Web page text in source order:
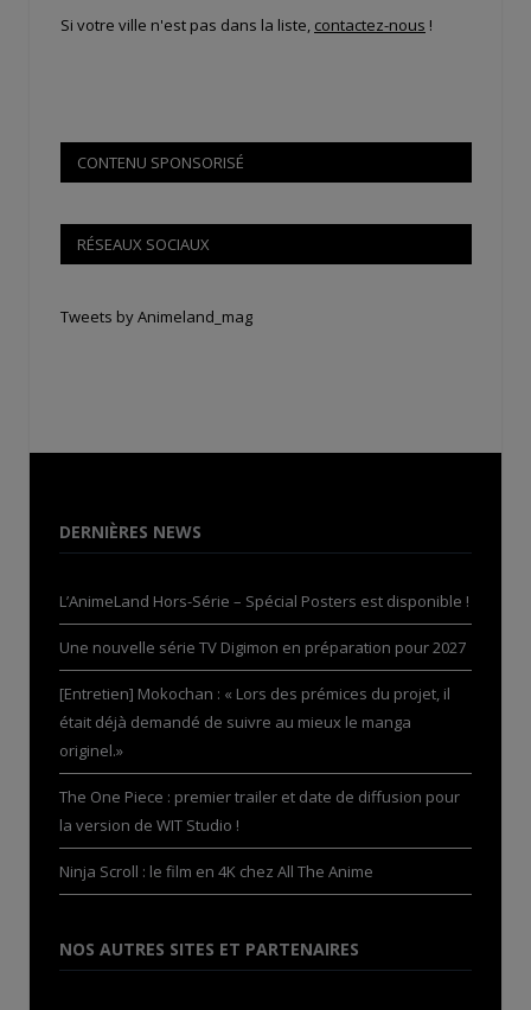
Si votre ville n'est pas dans la liste, contactez-nous !
CONTENU SPONSORISÉ
RÉSEAUX SOCIAUX
Tweets by Animeland_mag
DERNIÈRES NEWS
L’AnimeLand Hors-Série – Spécial Posters est disponible !
Une nouvelle série TV Digimon en préparation pour 2027
[Entretien] Mokochan : « Lors des prémices du projet, il
était déjà demandé de suivre au mieux le manga
originel.»
The One Piece : premier trailer et date de diffusion pour
la version de WIT Studio !
Ninja Scroll : le film en 4K chez All The Anime
NOS AUTRES SITES ET PARTENAIRES